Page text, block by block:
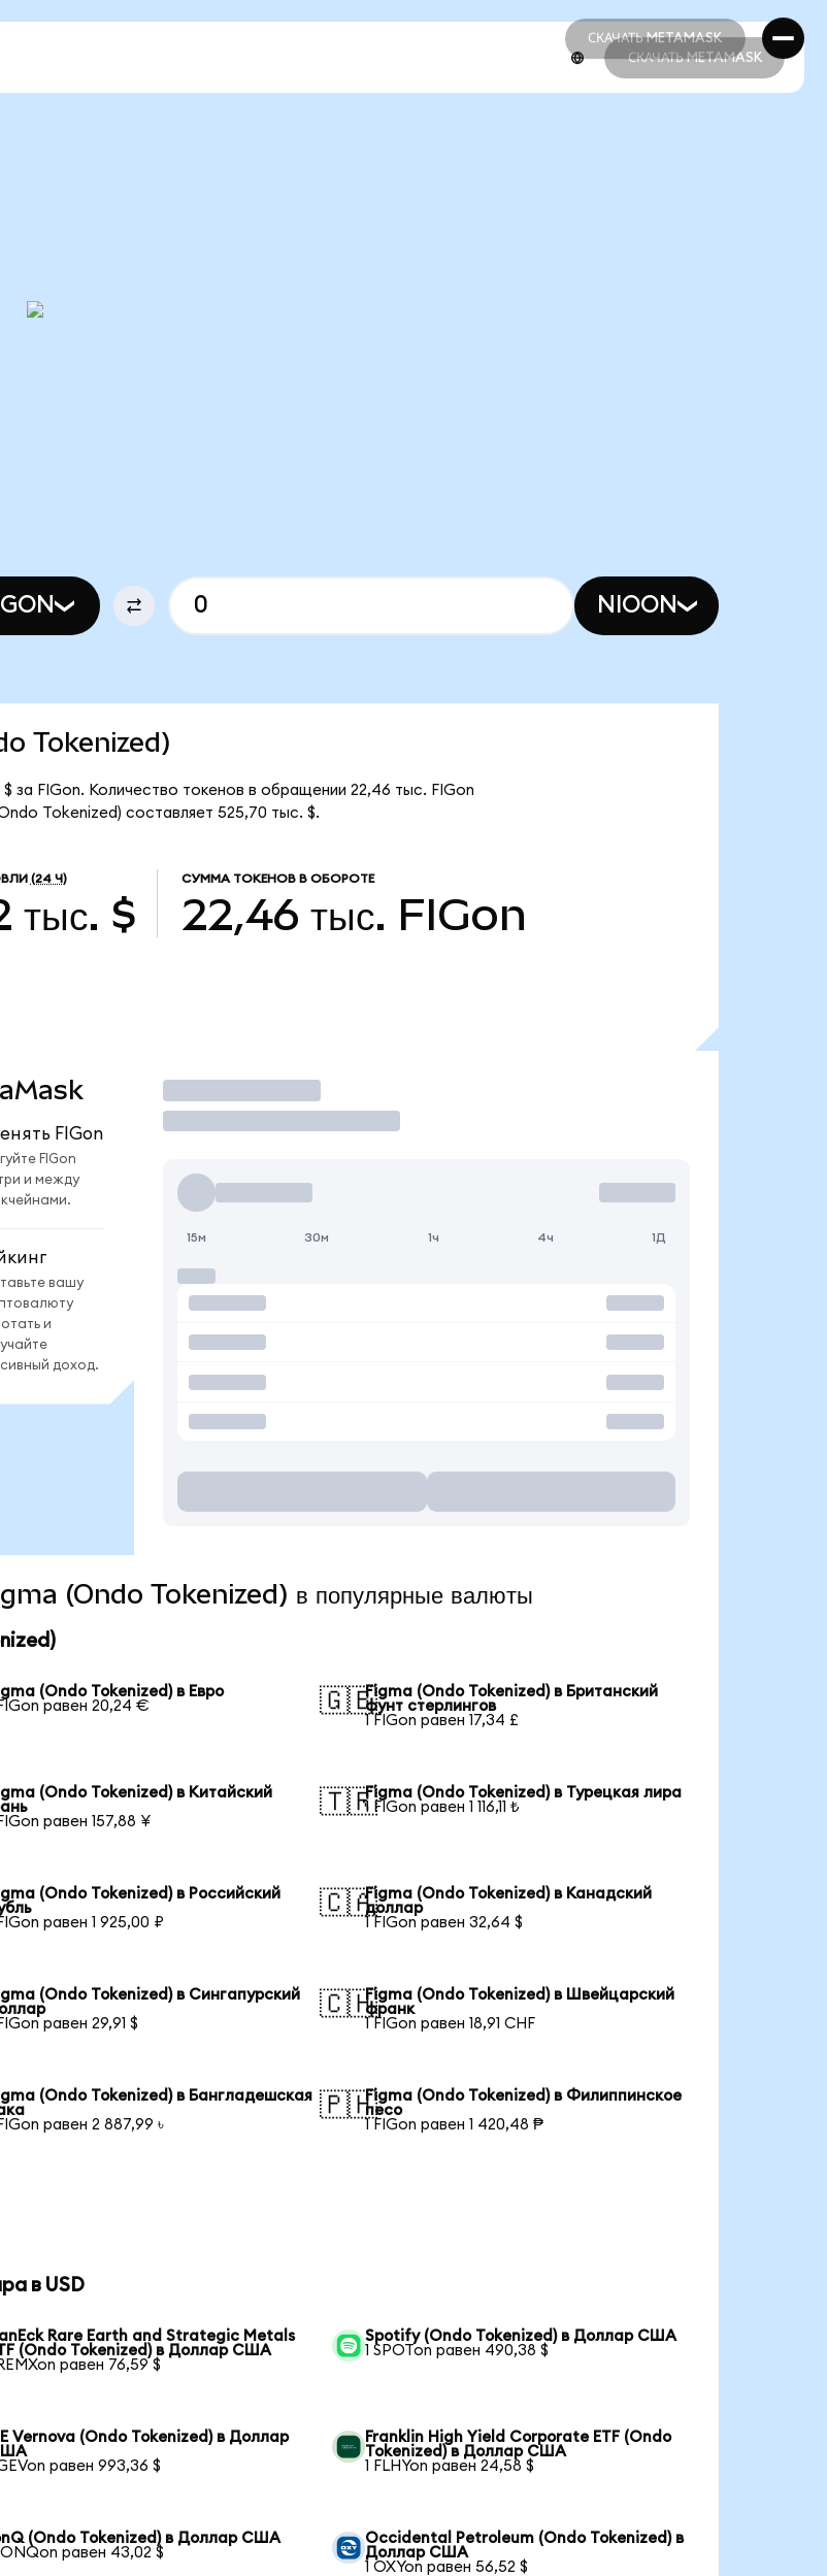
СКАЧАТЬ METAMASK
СКАЧАТЬ METAMASK
СКАЧАТЬ METAMASK
NIOON
Tokenized)
за FIGon. Количество токенов в обращении 22,46 тыс. FIGon
Tokenized) составляет 525,70 тыс. $.
(24 Ч)
тыс. $
СУММА ТОКЕНОВ В ОБОРОТЕ
22,46 тыс. FIGon
FIGon
FIGon
и между
вашу
и
доход.
Торговать
15м 30м 1ч 4ч 1Д
Figma (Ondo Tokenized) в популярные валюты
(Ondo Tokenized) в Евро
равен 20,24 €
🇬🇧Figma (Ondo Tokenized) в Британский
фунт стерлингов
1 FIGon равен 17,34 £
(Ondo Tokenized) в Китайский
равен 157,88 ¥
🇹🇷Figma (Ondo Tokenized) в Турецкая лира
1 FIGon равен 1 116,11 ₺
(Ondo Tokenized) в Российский
равен 1 925,00 ₽
🇨🇦Figma (Ondo Tokenized) в Канадский
доллар
1 FIGon равен 32,64 $
(Ondo Tokenized) в Сингапурский
равен 29,91 $
🇨🇭Figma (Ondo Tokenized) в Швейцарский
франк
1 FIGon равен 18,91 CHF
(Ondo Tokenized) в Бангладешская
равен 2 887,99 ৳
🇵🇭Figma (Ondo Tokenized) в Филиппинское
песо
1 FIGon равен 1 420,48 ₱
в USD
Rare Earth and Strategic Metals
(Ondo Tokenized) в Доллар США
равен 76,59 $
Spotify (Ondo Tokenized) в Доллар США
1 SPOTon равен 490,38 $
Vernova (Ondo Tokenized) в Доллар
равен 993,36 $
Franklin High Yield Corporate ETF (Ondo
Tokenized) в Доллар США
1 FLHYon равен 24,58 $
(Ondo Tokenized) в Доллар США
равен 43,02 $
Occidental Petroleum (Ondo Tokenized) в
Доллар США
1 OXYon равен 56,52 $